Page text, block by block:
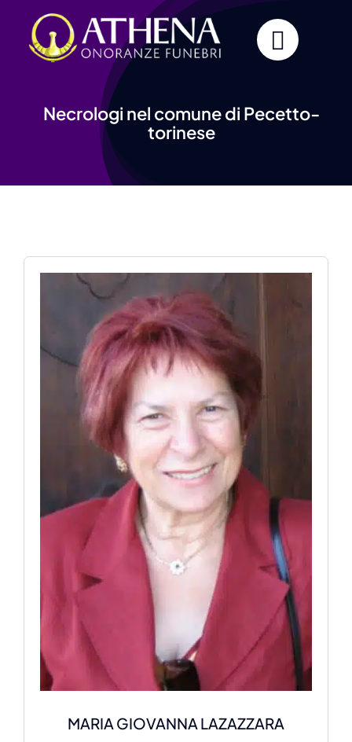
content
Necrologi nel comune di Pecetto-
torinese
MARIA GIOVANNA LAZAZZARA